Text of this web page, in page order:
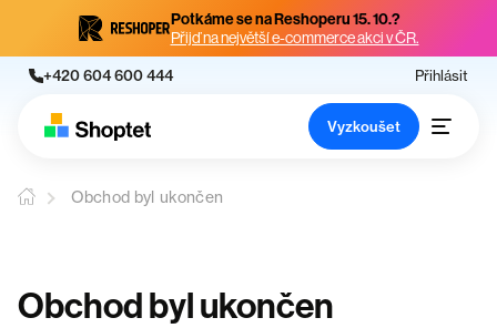
Potkáme se na Reshoperu 15. 10.?
Přijď na největší e-commerce akci v ČR.
+420 604 600 444 Přihlásit
Vyzkoušet
Obchod byl ukončen
Obchod byl ukončen